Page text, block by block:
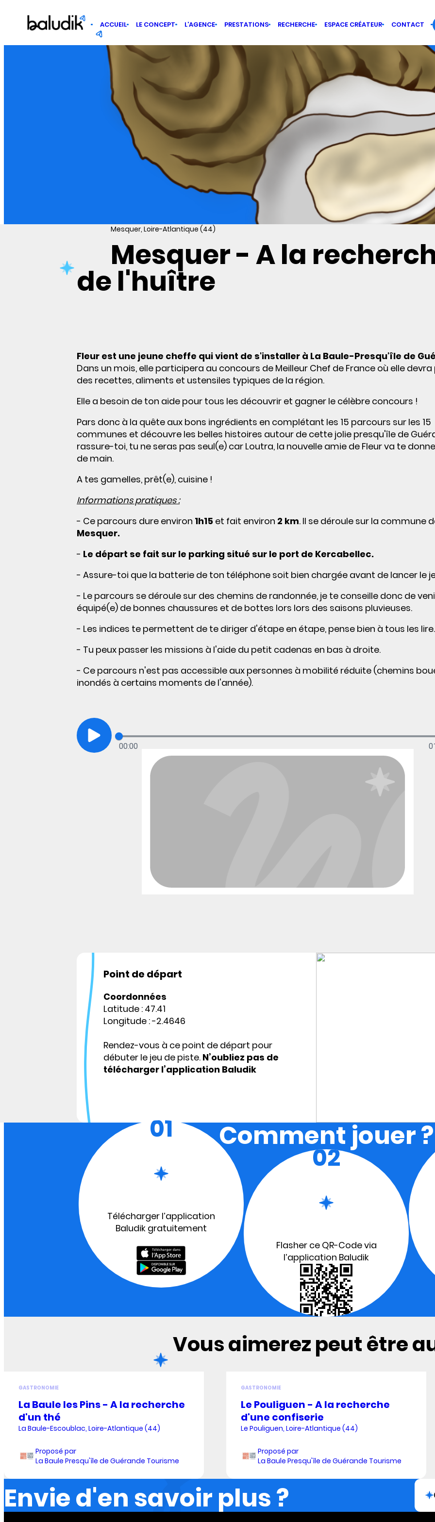
ACCUEIL LE CONCEPT L’AGENCE PRESTATIONS RECHERCHE ESPACE CRÉATEUR CONTACT
Mesquer, Loire-Atlantique (44)
Mesquer - A la
de l'huître
Fleur est une jeune cheffe qui vient de s'installer à La Baule-Presqu'île de
Dans un mois, elle participera au concours de Meilleur Chef de France où elle
des recettes, aliments et ustensiles typiques de la région.
Elle a besoin de ton aide pour tous les découvrir et gagner le célèbre concours !
Pars donc à la quête aux bons ingrédients en complétant les 15 parcours sur les 15
communes et découvre les belles histoires autour de cette jolie presqu'île de
rassure-toi, tu ne seras pas seul(e) car Loutra, la nouvelle amie de Fleur va te
de main.
A tes gamelles, prêt(e), cuisine !
Informations pratiques :
- Ce parcours dure environ 1h15 et fait environ 2 km. Il se déroule sur la commune
Mesquer.
- Le départ se fait sur le parking situé sur le port de Kercabellec.
- Assure-toi que la batterie de ton téléphone soit bien chargée avant de lancer le
- Le parcours se déroule sur des chemins de randonnée, je te conseille donc de
équipé(e) de bonnes chaussures et de bottes lors lors des saisons pluvieuses.
- Les indices te permettent de te diriger d'étape en étape, pense bien à tous les lire.
- Tu peux passer les missions à l'aide du petit cadenas en bas à droite.
- Ce parcours n'est pas accessible aux personnes à mobilité réduite (chemins
inondés à certains moments de l'année).
00:00
Point de départ
Coordonnées
Latitude : 47.41
Longitude : -2.4646
Rendez-vous à ce point de départ pour
débuter le jeu de piste. N’oubliez pas de
télécharger l’application Baludik
Comment jouer ?
01
Télécharger l’application
Baludik gratuitement
02
Flasher ce QR-Code via
l’application Baludik
Vous aimerez peut être
GASTRONOMIE
La Baule les Pins - A la recherche
d'un thé
La Baule-Escoublac, Loire-Atlantique (44)
Proposé par
La Baule Presqu'île de Guérande Tourisme
GASTRONOMIE
Le Pouliguen - A la recherche
d'une confiserie
Le Pouliguen, Loire-Atlantique (44)
Proposé par
La Baule Presqu'île de Guérande Tourisme
Envie d'en savoir plus ?